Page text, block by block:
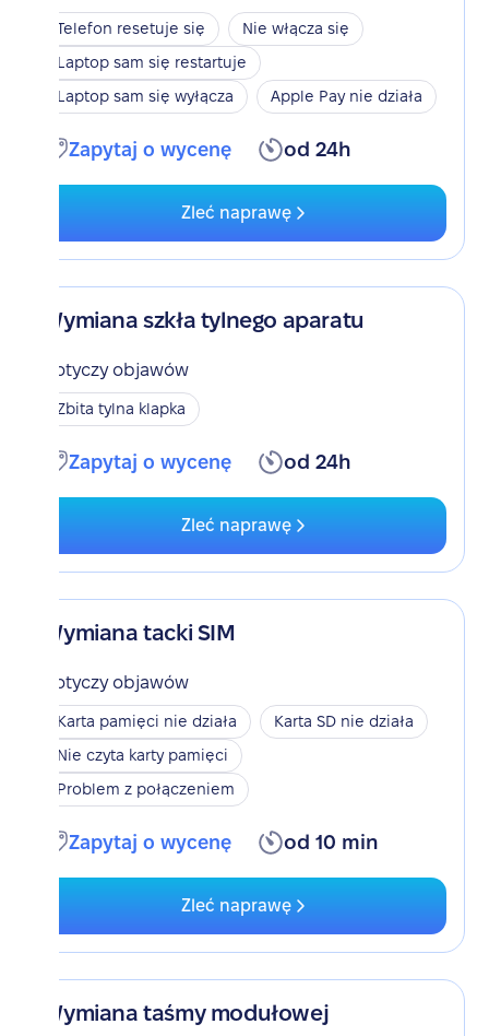
Telefon resetuje się
Nie włącza się
Laptop sam się restartuje
Laptop sam się wyłącza
Apple Pay nie działa
Zapytaj o wycenę od 24h
Zleć naprawę
Wymiana szkła tylnego aparatu
Dotyczy objawów
Zbita tylna klapka
Zapytaj o wycenę od 24h
Zleć naprawę
Wymiana tacki SIM
Dotyczy objawów
Karta pamięci nie działa
Karta SD nie działa
Nie czyta karty pamięci
Problem z połączeniem
Zapytaj o wycenę od 10 min
Zleć naprawę
Wymiana taśmy modułowej